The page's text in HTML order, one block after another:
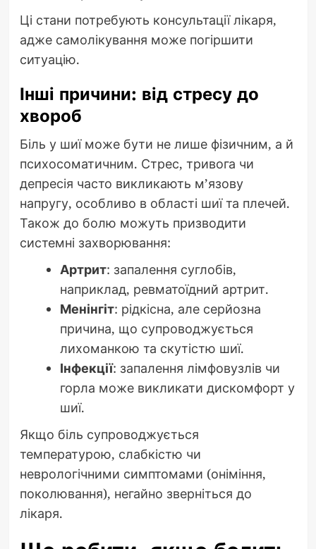
Ці стани потребують консультації лікаря,
адже самолікування може погіршити
ситуацію.
Інші причини: від стресу до
хвороб
Біль у шиї може бути не лише фізичним, а й
психосоматичним. Стрес, тривога чи
депресія часто викликають м’язову
напругу, особливо в області шиї та плечей.
Також до болю можуть призводити
системні захворювання:
Артрит: запалення суглобів,
наприклад, ревматоїдний артрит.
Менінгіт: рідкісна, але серйозна
причина, що супроводжується
лихоманкою та скутістю шиї.
Інфекції: запалення лімфовузлів чи
горла може викликати дискомфорт у
шиї.
Якщо біль супроводжується
температурою, слабкістю чи
неврологічними симптомами (оніміння,
поколювання), негайно зверніться до
лікаря.